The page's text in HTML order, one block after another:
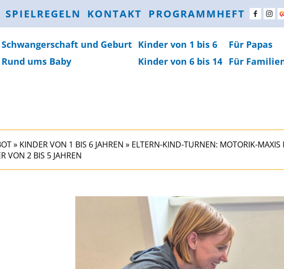
SPIELREGELN KONTAKT PROGRAMMHEFT
Schwanger­schaft und Geburt Kinder von 1 bis 6 Für Papas
Rund ums Baby Kinder von 6 bis 14 Für
» KINDER VON 1 BIS 6 JAHREN » ELTERN-KIND-TURNEN: MOTORIK-
VON 2 BIS 5 JAHREN